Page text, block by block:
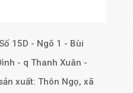
15D - Ngõ 1 - Bùi
- q Thanh Xuân -
xuất: Thôn Ngọ, xã